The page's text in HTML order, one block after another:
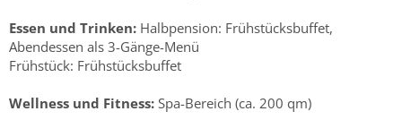
Essen und Trinken: Halbpension: Frühstücksbuffet,
Abendessen als 3-Gänge-Menü
Frühstück: Frühstücksbuffet
Wellness und Fitness: Spa-Bereich (ca. 200 qm)